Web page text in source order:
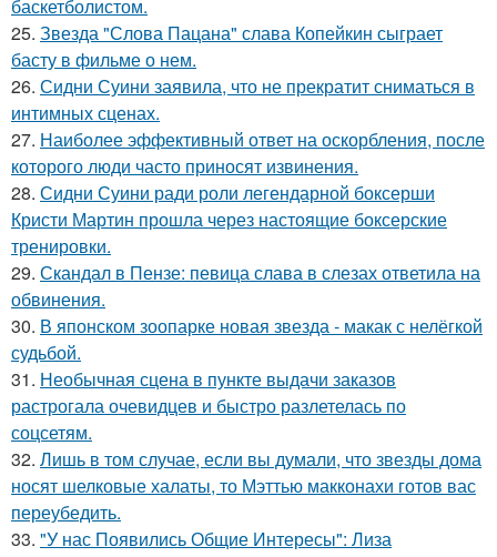
баскетболистом.
25. Звезда "Слова Пацана" слава Копейкин сыграет
басту в фильме о нем.
26. Сидни Суини заявила, что не прекратит сниматься в
интимных сценах.
27. Наиболее эффективный ответ на оскорбления, после
которого люди часто приносят извинения.
28. Сидни Суини ради роли легендарной боксерши
Кристи Мартин прошла через настоящие боксерские
тренировки.
29. Скандал в Пензе: певица слава в слезах ответила на
обвинения.
30. В японском зоопарке новая звезда - макак с нелёгкой
судьбой.
31. Необычная сцена в пункте выдачи заказов
растрогала очевидцев и быстро разлетелась по
соцсетям.
32. Лишь в том случае, если вы думали, что звезды дома
носят шелковые халаты, то Мэттью макконахи готов вас
переубедить.
33. "У нас Появились Общие Интересы": Лиза